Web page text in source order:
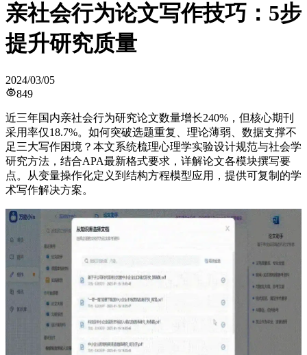
亲社会行为论文写作技巧：5步
提升研究质量
2024/03/05
849
近三年国内亲社会行为研究论文数量增长240%，但核心期刊
采用率仅18.7%。如何突破选题重复、理论薄弱、数据支撑不
足三大写作困境？本文系统梳理心理学实验设计规范与社会学
研究方法，结合APA最新格式要求，详解论文各模块撰写要
点。从变量操作化定义到结构方程模型应用，提供可复制的学
术写作解决方案。